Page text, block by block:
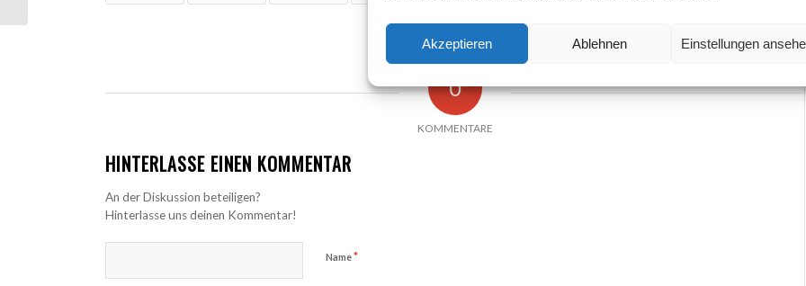
Akzeptieren Ablehnen Einstellungen
0
KOMMENTARE
HINTERLASSE EINEN KOMMENTAR
An der Diskussion beteiligen?
Hinterlasse uns deinen Kommentar!
Name*